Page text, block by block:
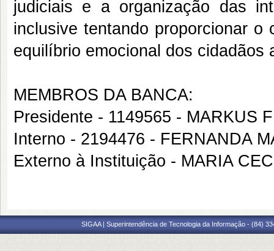
judiciais e a organização das
inclusive tentando proporcionar
equilíbrio emocional dos
MEMBROS DA BANCA:
Presidente - 1149565 - MARKUS
Interno - 2194476 - FERNANDA
Externo à Instituição - MARIA
SIGAA | Superintendência de Tecnologia da Informação - (84)